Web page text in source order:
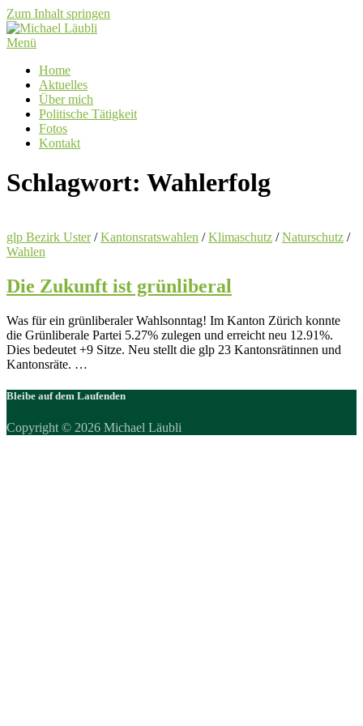
Zum Inhalt springen
Menü
Home
Aktuelles
Über mich
Politische Tätigkeit
Fotos
Kontakt
Schlagwort: Wahlerfolg
glp Bezirk Uster/Kantonsratswahlen /Klimaschutz /Naturschutz /
Wahlen
Die Zukunft ist grünliberal
Was für ein grünliberaler Wahlsonntag! Im Kanton Zürich konnte
die Grünliberale Partei 5.27% zulegen und erreicht neu 12.91%.
Dies bedeutet +9 Sitze. Neu stellt die glp 23 Kantonsrätinnen und
Kantonsräte. …
Bleibe auf dem Laufenden
Copyright © 2026 Michael Läubli